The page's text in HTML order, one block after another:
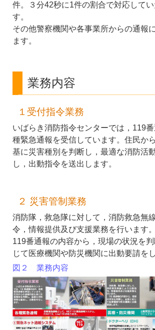
件。３分42秒に1件の割合で対応して
す。
その他警察機関や各事業所からの通報
ます。
業務内容
１受付指令業務
いばらき消防指令センターでは，119
種緊急通報を受信しています。住民か
基に災害種別を判断し，最適な消防活
し，出動指令を送出します。
２ 災害管制業務
消防隊，救急隊に対して，消防救急無
令，情報提供及び支援業務を行います。
119番通報の内容から，現場の状況を
じて医療機関や防災機関に出動要請をし
図２ 業務内容